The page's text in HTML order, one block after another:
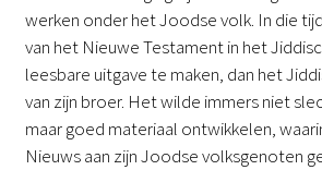
werken onder het Joodse volk. In die
van het Nieuwe Testament in het
leesbare uitgave te maken, dan het
van zijn broer. Het wilde immers niet
maar goed materiaal ontwikkelen,
Nieuws aan zijn Joodse volksgenoten